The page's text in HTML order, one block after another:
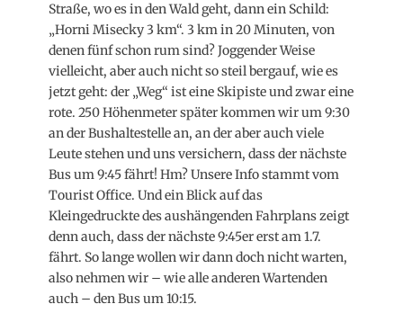
Straße, wo es in den Wald geht, dann ein Schild:
„Horni Misecky 3 km“. 3 km in 20 Minuten, von
denen fünf schon rum sind? Joggender Weise
vielleicht, aber auch nicht so steil bergauf, wie es
jetzt geht: der „Weg“ ist eine Skipiste und zwar eine
rote. 250 Höhenmeter später kommen wir um 9:30
an der Bushaltestelle an, an der aber auch viele
Leute stehen und uns versichern, dass der nächste
Bus um 9:45 fährt! Hm? Unsere Info stammt vom
Tourist Office. Und ein Blick auf das
Kleingedruckte des aushängenden Fahrplans zeigt
denn auch, dass der nächste 9:45er erst am 1.7.
fährt. So lange wollen wir dann doch nicht warten,
also nehmen wir – wie alle anderen Wartenden
auch – den Bus um 10:15.